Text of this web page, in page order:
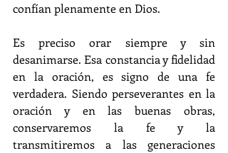
confían plenamente en Dios.
Es preciso orar siempre y sin
desanimarse. Esa constancia y fidelidad
en la oración, es signo de una fe
verdadera. Siendo perseverantes en la
oración y en las buenas obras,
conservaremos la fe y la
transmitiremos a las generaciones